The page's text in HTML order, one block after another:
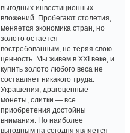
выгодных инвестиционных
вложений. Пробегают столетия,
меняется экономика стран, но
золото остается
востребованным, не теряя свою
ценность. Мы живем в XXI веке, и
купить золото любого веса не
составляет никакого труда.
Украшения, драгоценные
монеты, слитки — все
приобретения достойны
внимания. Но наиболее
выгодным на сегодня является